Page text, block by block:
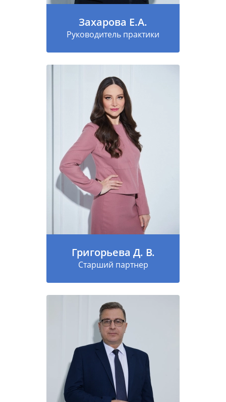
Захарова Е.А.
Руководитель практики
Григорьева Д. В.
Старший партнер